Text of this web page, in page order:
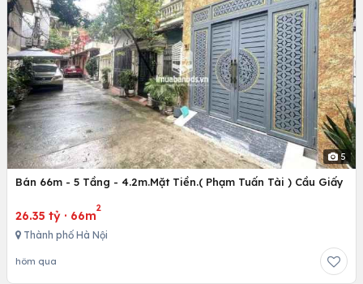
5
Bán 66m - 5 Tầng - 4.2m.Mặt Tiền.( Phạm Tuấn Tài ) Cầu Giấy
26.35 tỷ · 66m
2
Thành phố Hà Nội
hôm qua